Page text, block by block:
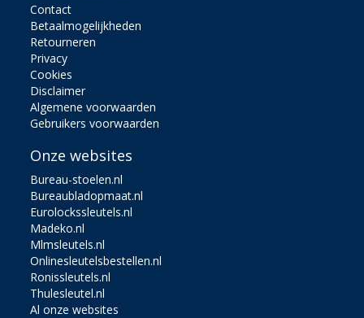
Contact
Betaalmogelijkheden
Retourneren
Privacy
Cookies
Disclaimer
Algemene voorwaarden
Gebruikers voorwaarden
Onze websites
Bureau-stoelen.nl
Bureaubladopmaat.nl
Eurolockssleutels.nl
Madeko.nl
Mlmsleutels.nl
Onlinesleutelsbestellen.nl
Ronissleutels.nl
Thulesleutel.nl
Al onze websites